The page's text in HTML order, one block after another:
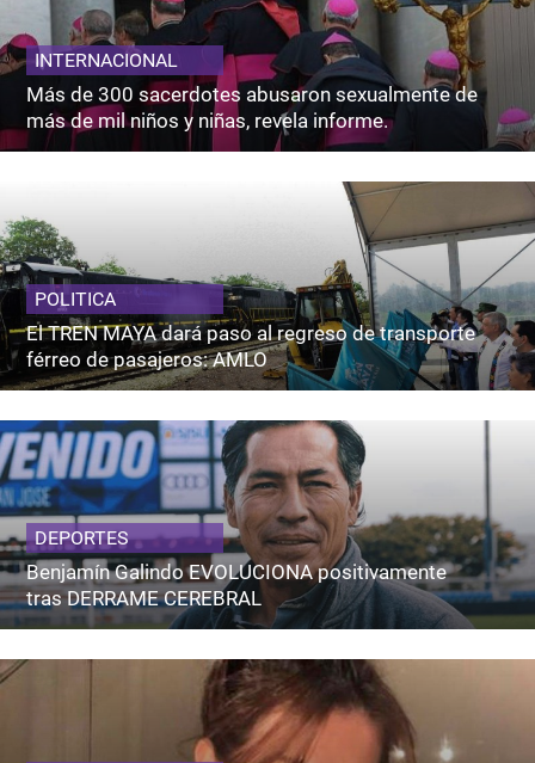
INTERNACIONAL
Más de 300 sacerdotes abusaron sexualmente de
más de mil niños y niñas, revela informe.
POLITICA
El TREN MAYA dará paso al regreso de transporte
férreo de pasajeros: AMLO
DEPORTES
Benjamín Galindo EVOLUCIONA positivamente
tras DERRAME CEREBRAL